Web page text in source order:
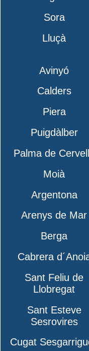
Sora
Lluçà
Avinyó
Calders
Piera
Puigdàlber
Palma de
Moià
Argentona
Arenys de Mar
Berga
Cabrera
Sant Feliu de
Llobregat
Sant Esteve
Sesrovires
Cugat